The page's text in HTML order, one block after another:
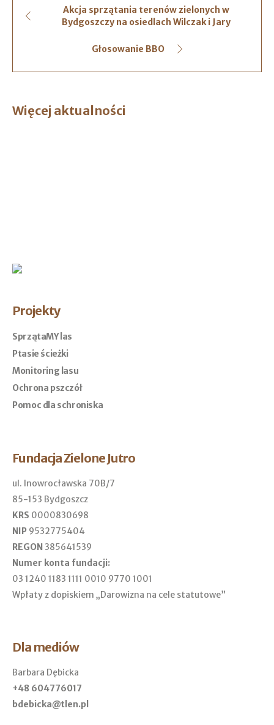
Akcja sprzątania terenów zielonych w
Bydgoszczy na osiedlach Wilczak i Jary
Głosowanie BBO
Więcej aktualności
Projekty
SprzątaMY las
Ptasie ścieżki
Monitoring lasu
Ochrona pszczół
Pomoc dla schroniska
Fundacja Zielone Jutro
ul. Inowrocławska 70B/7
85-153 Bydgoszcz
KRS 0000830698
NIP 9532775404
REGON 385641539
Numer konta fundacji:
03 1240 1183 1111 0010 9770 1001
Wpłaty z dopiskiem „Darowizna na cele statutowe”
Dla mediów
Barbara Dębicka
+48 604776017
bdebicka@tlen.pl